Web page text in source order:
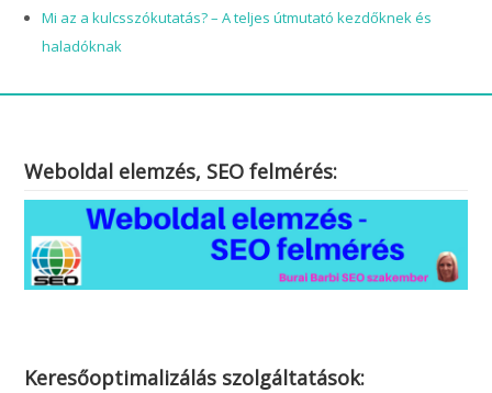
Mi az a kulcsszókutatás? – A teljes útmutató kezdőknek és
haladóknak
Weboldal elemzés, SEO felmérés:
Keresőoptimalizálás szolgáltatások: